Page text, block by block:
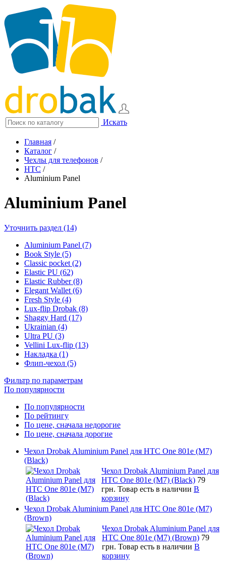
Искать
Главная /
Каталог /
Чехлы для телефонов /
HTC /
Aluminium Panel
Aluminium Panel
Уточнить раздел (14)
Aluminium Panel (7)
Book Style (5)
Classic pocket (2)
Elastic PU (62)
Elastic Rubber (8)
Elegant Wallet (6)
Fresh Style (4)
Lux-flip Drobak (8)
Shaggy Hard (17)
Ukrainian (4)
Ultra PU (3)
Vellini Lux-flip (13)
Накладка (1)
Флип-чехол (5)
Фильтр по параметрам
По популярности
По популярности
По рейтингу
По цене, сначала недорогие
По цене, сначала дорогие
Чехол Drobak Aluminium Panel для HTC One 801e (M7)
(Black)
Чехол Drobak Aluminium Panel для
HTC One 801e (M7) (Black) 79
грн. Товар есть в наличии В
корзину
Чехол Drobak Aluminium Panel для HTC One 801e (M7)
(Brown)
Чехол Drobak Aluminium Panel для
HTC One 801e (M7) (Brown) 79
грн. Товар есть в наличии В
корзину